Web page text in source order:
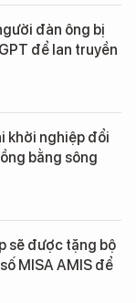
đàn ông bị
để lan truyền
khởi nghiệp đổi
bằng sông
sẽ được tặng bộ
MISA AMIS để